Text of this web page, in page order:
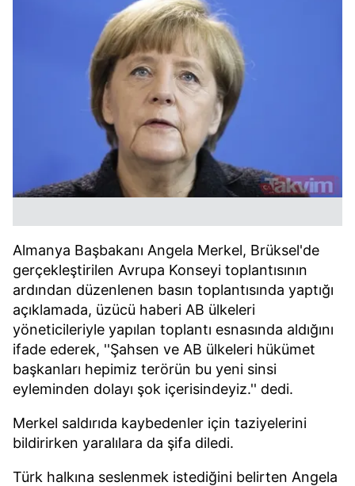
Almanya Başbakanı Angela Merkel, Brüksel'de
gerçekleştirilen Avrupa Konseyi toplantısının
ardından düzenlenen basın toplantısında yaptığı
açıklamada, üzücü haberi AB ülkeleri
yöneticileriyle yapılan toplantı esnasında aldığını
ifade ederek, ''Şahsen ve AB ülkeleri hükümet
başkanları hepimiz terörün bu yeni sinsi
eyleminden dolayı şok içerisindeyiz.'' dedi.
Merkel saldırıda kaybedenler için taziyelerini
bildirirken yaralılara da şifa diledi.
Türk halkına seslenmek istediğini belirten Angela